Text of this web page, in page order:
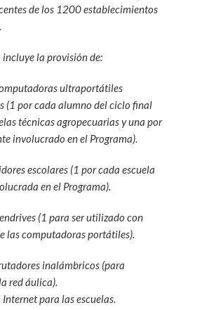
de los 1200 establecimientos
incluye la provisión de:
ultraportátiles
(1 por cada alumno del ciclo final
técnicas agropecuarias y una por
involucrado en el Programa).
escolares (1 por cada escuela
en el Programa).
(1 para ser utilizado con
las computadoras portátiles).
inalámbricos (para
red áulica).
para las escuelas.